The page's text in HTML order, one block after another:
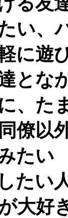
い、
に遊
とな
、た
僚以
たい
たい
大好